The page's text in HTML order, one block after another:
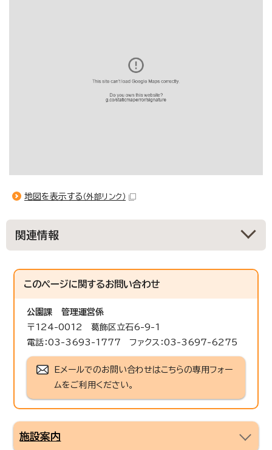
地図を表示する （外部リンク）
関連情報
このページに関するお問い合わせ
公園課
管理運営係
〒124-0012 葛飾区立石6-9-1
電話：03-3693-1777 ファクス：03-3697-6275
Eメールでのお問い合わせはこちらの専用フォー
ムをご利用ください。
施設案内